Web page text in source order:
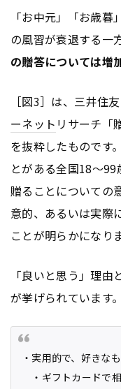
「お中元」「お歳暮
の風習が衰退する一
の贈答については増
［図3］は、三井住
ーネット リサーチ「
を抜粋したものです
とがある全国18～
贈ることについての
意的、あるいは実際
ことが明らかになり
「良いと思う」理
が挙げられています。
・実用的で、好きな
・ギフトカードで